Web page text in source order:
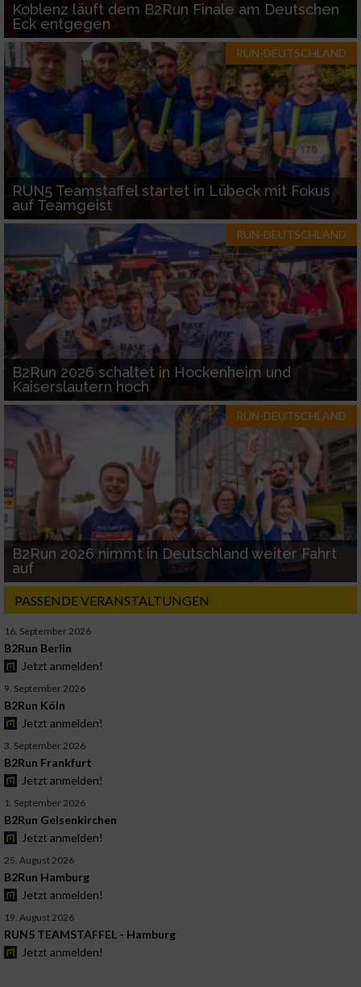
Koblenz läuft dem B2Run Finale am Deutschen
Eck entgegen
RUN-DEUTSCHLAND
RUN5 Teamstaffel startet in Lübeck mit Fokus
auf Teamgeist
RUN-DEUTSCHLAND
B2Run 2026 schaltet in Hockenheim und
Kaiserslautern hoch
RUN-DEUTSCHLAND
B2Run 2026 nimmt in Deutschland weiter Fahrt
auf
PASSENDE VERANSTALTUNGEN
16. September 2026
B2Run Berlin
Jetzt anmelden!
9. September 2026
B2Run Köln
Jetzt anmelden!
3. September 2026
B2Run Frankfurt
Jetzt anmelden!
1. September 2026
B2Run Gelsenkirchen
Jetzt anmelden!
25. August 2026
B2Run Hamburg
Jetzt anmelden!
19. August 2026
RUN5 TEAMSTAFFEL - Hamburg
Jetzt anmelden!